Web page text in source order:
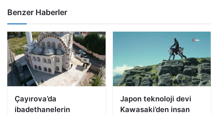
Benzer Haberler
Çayırova’da
ibadethanelerin
Japon teknoloji devi
Kawasaki’den insan